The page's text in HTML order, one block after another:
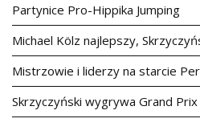
Partynice Pro-Hippika Jumping
Michael Kölz najlepszy,
Mistrzowie i liderzy na starcie
Skrzyczyński wygrywa Grand Prix